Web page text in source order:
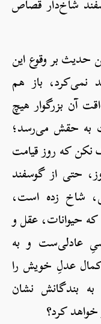
حدیث بر وقوع این
نمی‌کرد، باز هم
آن بزرگوار هیچ
به حقش می‌رسد؛
که روز قیامت
حتی از گوسفند
شاخ زده است،
حیوانات، عقل و
عادلی‌ست و به
عدلِ خویش را
به بندگانش نشان
کرد؟